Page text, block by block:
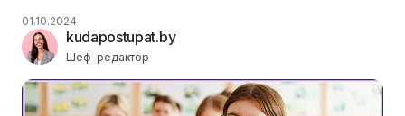
kudapostupat.by
Шеф-редактор
01.10.2024